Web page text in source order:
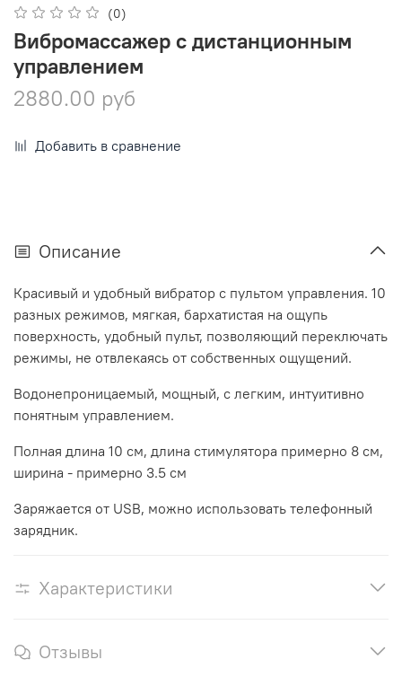
(0)
Вибромассажер с дистанционным
управлением
2880.00 руб
Добавить в сравнение
Описание
Красивый и удобный вибратор с пультом управления. 10
разных режимов, мягкая, бархатистая на ощупь
поверхность, удобный пульт, позволяющий переключать
режимы, не отвлекаясь от собственных ощущений.
Водонепроницаемый, мощный, с легким, интуитивно
понятным управлением.
Полная длина 10 см, длина стимулятора примерно 8 см,
ширина - примерно 3.5 см
Заряжается от USB, можно использовать телефонный
зарядник.
Характеристики
Отзывы